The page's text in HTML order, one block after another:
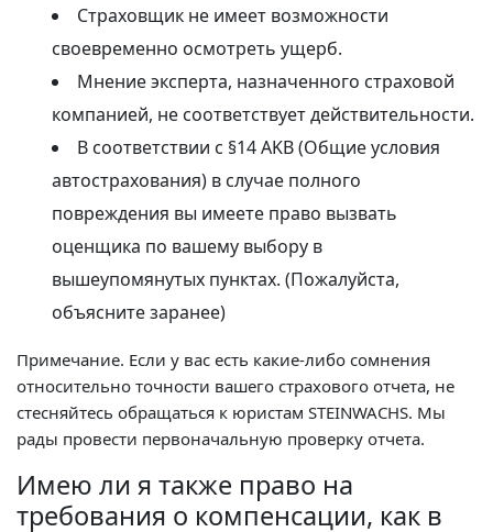
Страховщик не имеет возможности
своевременно осмотреть ущерб.
Мнение эксперта, назначенного страховой
компанией, не соответствует действительности.
В соответствии с §14 AKB (Общие условия
автострахования) в случае полного
повреждения вы имеете право вызвать
оценщика по вашему выбору в
вышеупомянутых пунктах. (Пожалуйста,
объясните заранее)
Примечание. Если у вас есть какие-либо сомнения
относительно точности вашего страхового отчета, не
стесняйтесь обращаться к юристам STEINWACHS. Мы
рады провести первоначальную проверку отчета.
Имею ли я также право на
требования о компенсации, как в